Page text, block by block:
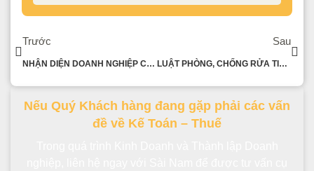
Trước
NHẬN DIỆN DOANH NGHIỆP CÓ RỦI RO VỀ HÓA ĐƠN VÀ THUẾ GTGT
Sau
LUẬT PHÒNG, CHỐNG RỬA TIỀN CÓ HIỆU LỰC TỪ NGÀY 01/03/2023
Nếu Quý Khách hàng đang gặp phải các vấn
đề về Kế Toán – Thuế